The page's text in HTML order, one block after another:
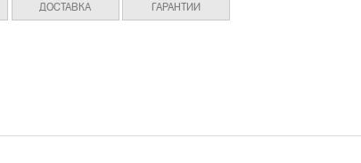
ДОСТАВКА ГАРАНТИИ